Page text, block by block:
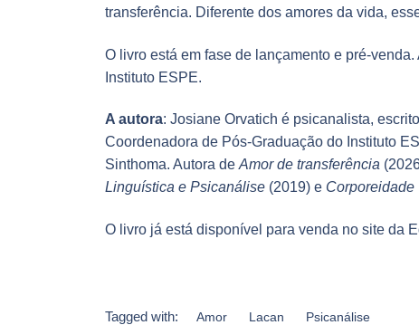
transferência. Diferente dos amores da vida,
O livro está em fase de lançamento e pré-
Instituto ESPE.
A autora: Josiane Orvatich é psicanalista,
Coordenadora de Pós-Graduação do Instituto
Sinthoma. Autora de Amor de transferência
Linguística e Psicanálise (2019) e Corporeidade
O livro já está disponível para venda no site da
Tagged with: Amor Lacan Psicanálise